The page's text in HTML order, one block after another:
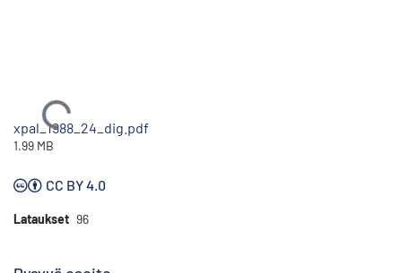
Ladataan...
xpal_1988_24_dig.pdf
1.99 MB
CC BY 4.0
Lataukset 96